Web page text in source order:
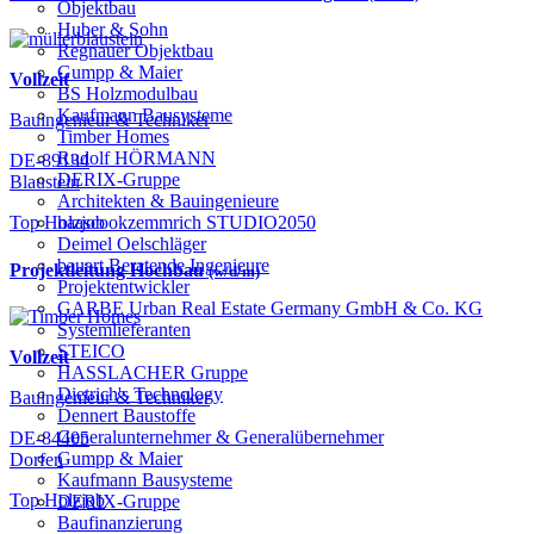
Objektbau
Huber & Sohn
Regnauer Objektbau
Gumpp & Maier
BS Holzmodulbau
Kaufmann Bausysteme
Timber Homes
Rudolf HÖRMANN
DERIX-Gruppe
Architekten & Bauingenieure
haascookzemmrich STUDIO2050
Deimel Oelschläger
bauart Beratende Ingenieure
Projektentwickler
GARBE Urban Real Estate Germany GmbH & Co. KG
Systemlieferanten
STEICO
HASSLACHER Gruppe
Dietrich's Technology
Dennert Baustoffe
Generalunternehmer & Generalübernehmer
Gumpp & Maier
Kaufmann Bausysteme
DERIX-Gruppe
Baufinanzierung
Vollzeit
Bauingenieur & Techniker
DE-89134
Blaustein
Top Holzjob
Projektleitung Hochbau(w/d/m)
Vollzeit
Bauingenieur & Techniker
DE-84405
Dorfen
Top Holzjob